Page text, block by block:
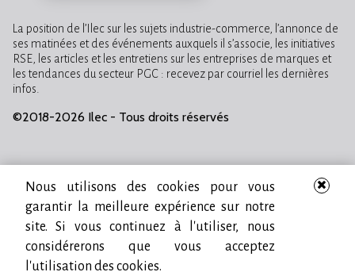
La position de l’Ilec sur les sujets industrie-commerce, l’annonce de
ses matinées et des événements auxquels il s’associe, les initiatives
RSE, les articles et les entretiens sur les entreprises de marques et
les tendances du secteur PGC : recevez par courriel les dernières
infos.
©2018-2026 Ilec - Tous droits réservés
Nous utilisons des cookies pour vous
garantir la meilleure expérience sur notre
site. Si vous continuez à l'utiliser, nous
considérerons que vous acceptez
l'utilisation des cookies.